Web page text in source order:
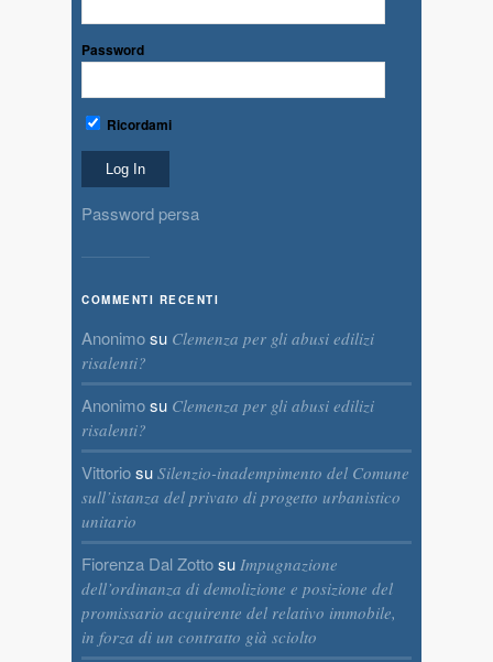
Password
Ricordami
Password persa
COMMENTI RECENTI
Anonimosu Clemenza per gli abusi edilizi
risalenti?
Anonimosu Clemenza per gli abusi edilizi
risalenti?
Vittoriosu Silenzio-inadempimento del Comune
sull’istanza del privato di progetto urbanistico
unitario
Fiorenza Dal Zottosu Impugnazione
dell’ordinanza di demolizione e posizione del
promissario acquirente del relativo immobile,
in forza di un contratto già sciolto